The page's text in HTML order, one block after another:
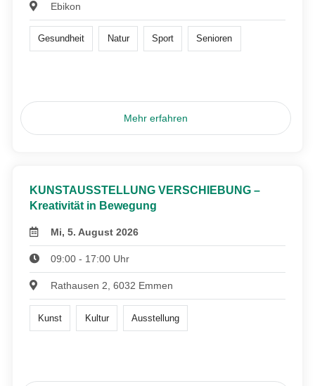
Ebikon
Gesundheit Natur Sport Senioren
Mehr erfahren
KUNSTAUSSTELLUNG VERSCHIEBUNG –
Kreativität in Bewegung
Mi, 5. August 2026
09:00 - 17:00 Uhr
Rathausen 2, 6032 Emmen
Kunst Kultur Ausstellung